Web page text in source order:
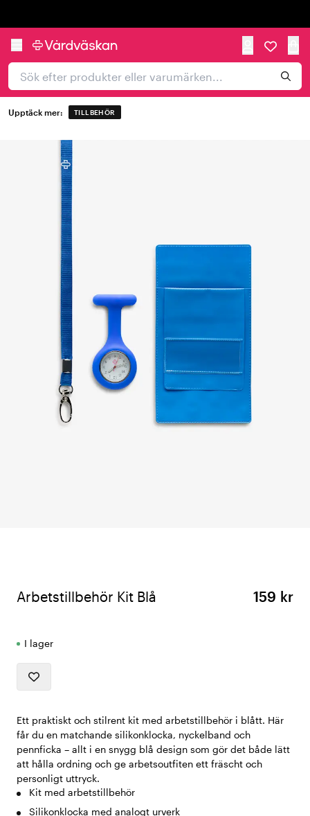
Upptäck mer: TILLBEHÖR
Arbetstillbehör Kit Blå 159 kr
I lager
Ett praktiskt och stilrent kit med arbetstillbehör i blått. Här
får du en matchande silikonklocka, nyckelband och
pennficka – allt i en snygg blå design som gör det både lätt
att hålla ordning och ge arbetsoutfiten ett fräscht och
personligt uttryck.
Kit med arbetstillbehör
Silikonklocka med analogt urverk